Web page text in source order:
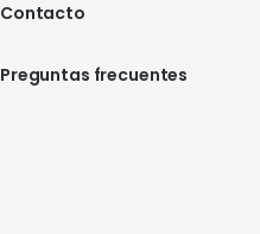
Contacto
Preguntas frecuentes